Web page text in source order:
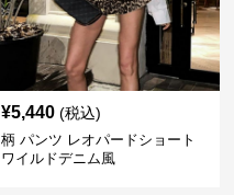
¥5,440 (税込)
柄 パンツ レオパードショート
ワイルドデニム風